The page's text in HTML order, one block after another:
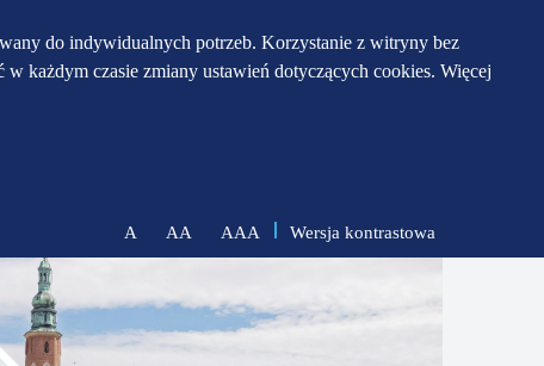
do indywidualnych potrzeb. Korzystanie z witryny bez
każdym czasie zmiany ustawień dotyczących cookies. Więcej
A
zmniejsz
AA
zresetuj
AAA
zwiększ
Wersja kontrastowa